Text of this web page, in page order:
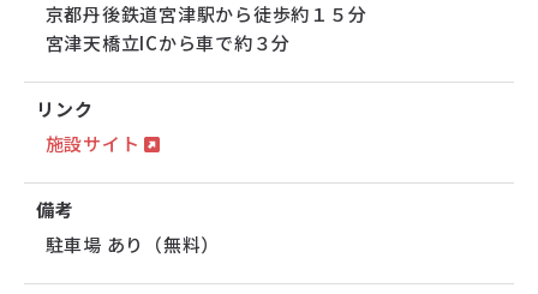
京都丹後鉄道宮津駅から徒歩約１５分
宮津天橋立ICから車で約３分
リンク
施設サイト
備考
駐車場 あり（無料）